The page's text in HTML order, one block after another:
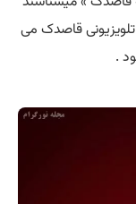
قاصدک می
.